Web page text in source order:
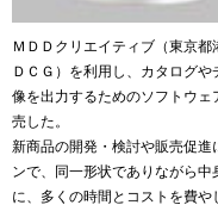
ＭＤＤクリエイティブ（東京
ＤＣＧ）を利用し、カタログ
像を出力するためのソフトウ
売した。
新商品の開発・検討や販売促
ンで、同一形状でありながら
に、多くの時間とコストを費や